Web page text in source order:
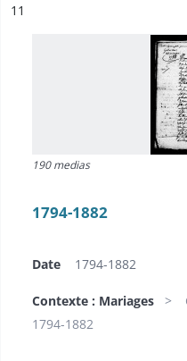
n°
11
190 medias
1794-1882
Date 1794-1882
Contexte : Mariages
1794-1882